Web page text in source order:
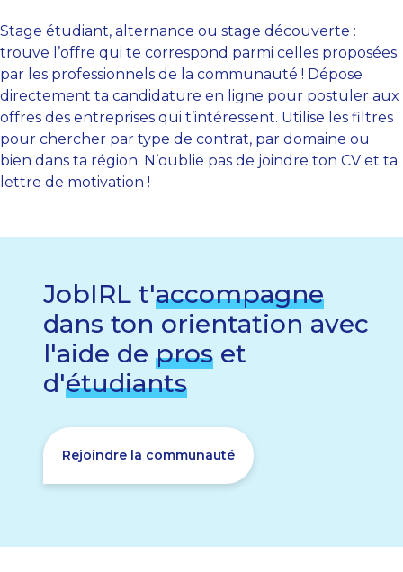
Stage étudiant, alternance ou stage découverte :
trouve l’offre qui te correspond parmi celles proposées
par les professionnels de la communauté ! Dépose
directement ta candidature en ligne pour postuler aux
offres des entreprises qui t’intéressent. Utilise les filtres
pour chercher par type de contrat, par domaine ou
bien dans ta région. N’oublie pas de joindre ton CV et ta
lettre de motivation !
JobIRL t'accompagne
dans ton orientation avec
l'aide de pros et
d'étudiants
Rejoindre la communauté